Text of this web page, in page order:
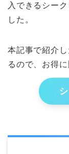
入できるシー
した。
本記事で紹介
るので、お得